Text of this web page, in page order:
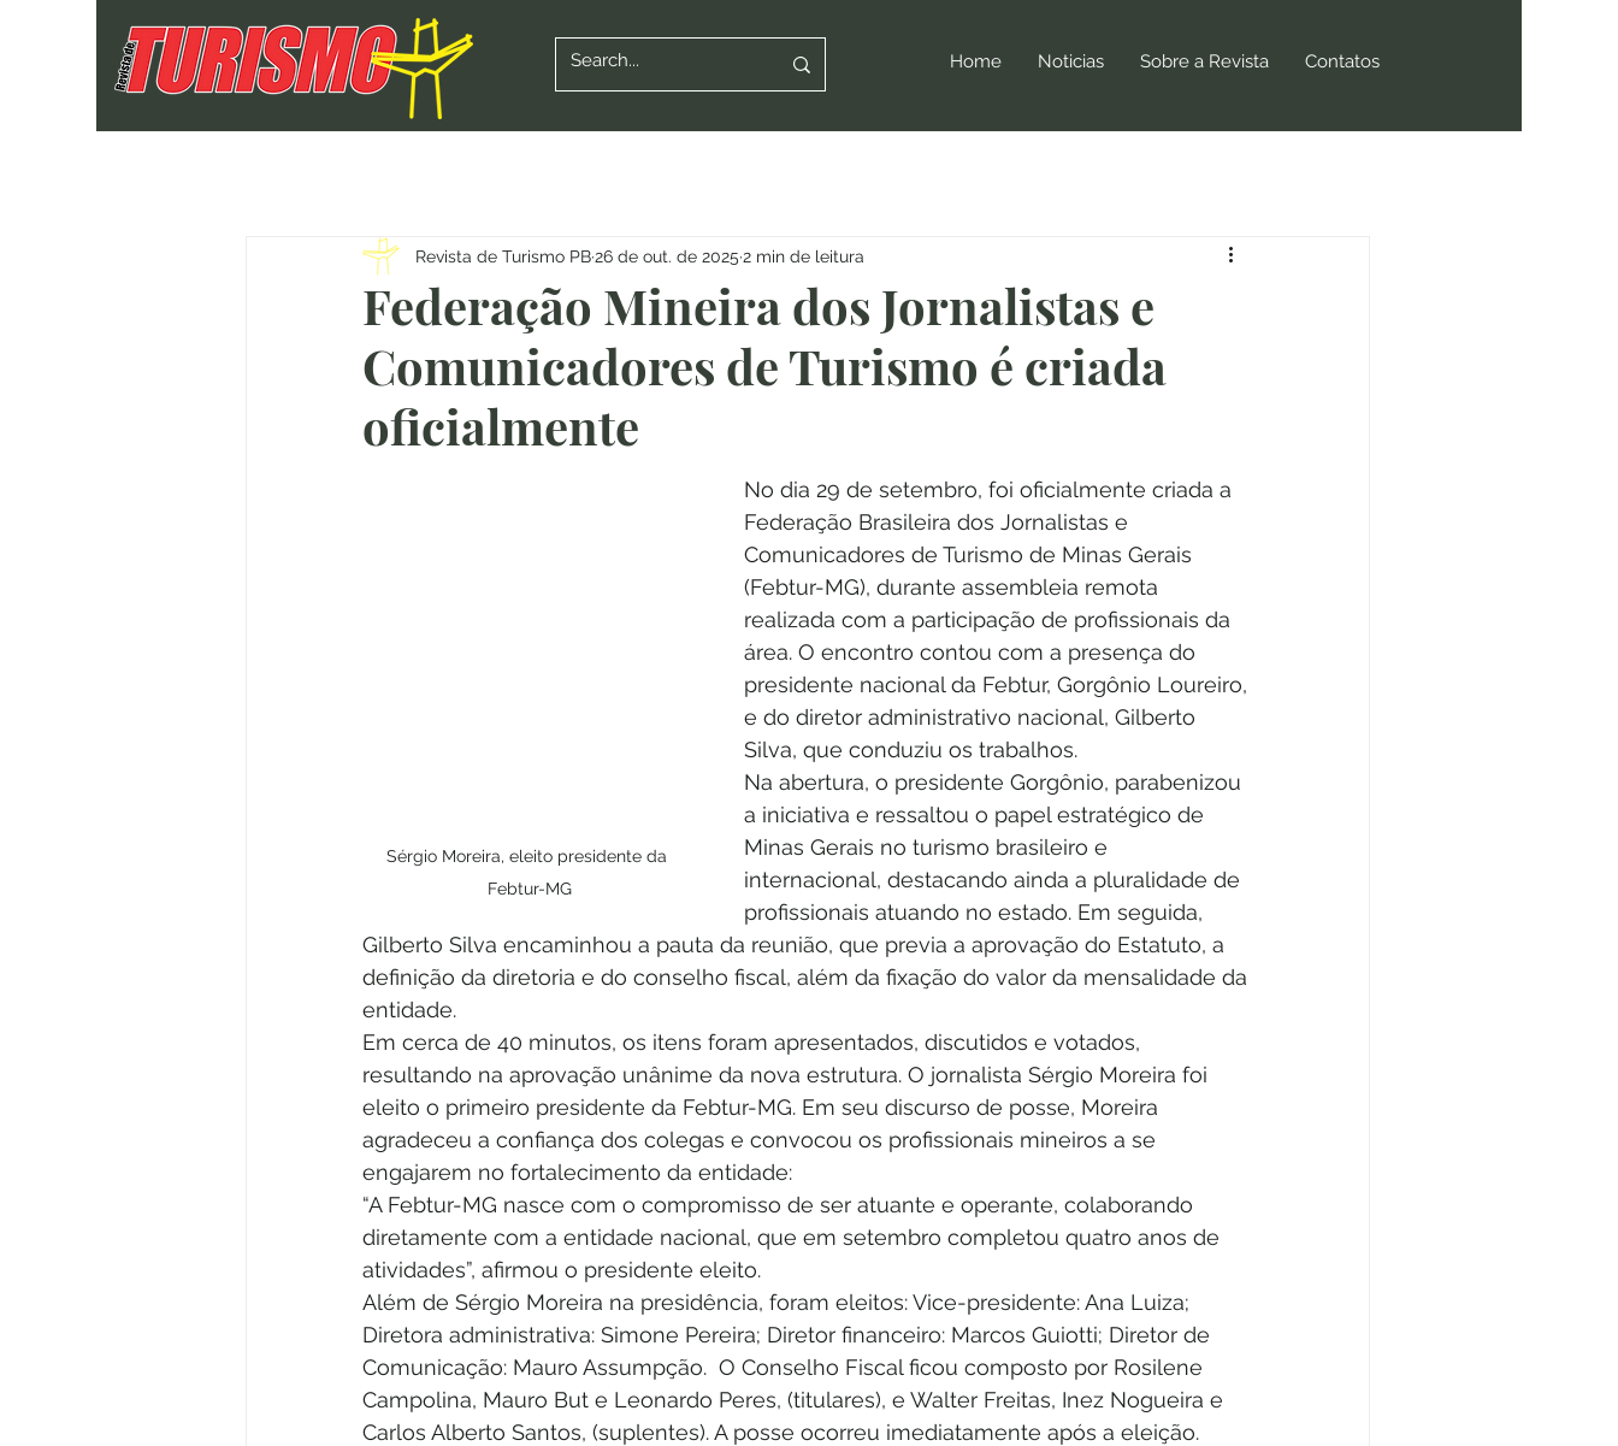
Home Noticias Sobre a Revista Contatos
Federação Mineira dos Jornalistas e
Comunicadores de Turismo é criada
oficialmente
Revista de Turismo PB26 de out. de 2025 2 min de leitura
Sérgio Moreira, eleito presidente da
Febtur-MG
No dia 29 de setembro, foi oficialmente criada a
Federação Brasileira dos Jornalistas e
Comunicadores de Turismo de Minas Gerais
(Febtur-MG), durante assembleia remota
realizada com a participação de profissionais da
área. O encontro contou com a presença do
presidente nacional da Febtur, Gorgônio Loureiro,
e do diretor administrativo nacional, Gilberto
Silva, que conduziu os trabalhos.
Na abertura, o presidente Gorgônio, parabenizou
a iniciativa e ressaltou o papel estratégico de
Minas Gerais no turismo brasileiro e
internacional, destacando ainda a pluralidade de
profissionais atuando no estado. Em seguida,
Gilberto Silva encaminhou a pauta da reunião, que previa a aprovação do Estatuto, a
definição da diretoria e do conselho fiscal, além da fixação do valor da mensalidade da
entidade.
Em cerca de 40 minutos, os itens foram apresentados, discutidos e votados,
resultando na aprovação unânime da nova estrutura. O jornalista Sérgio Moreira foi
eleito o primeiro presidente da Febtur-MG. Em seu discurso de posse, Moreira
agradeceu a confiança dos colegas e convocou os profissionais mineiros a se
engajarem no fortalecimento da entidade:
“A Febtur-MG nasce com o compromisso de ser atuante e operante, colaborando
diretamente com a entidade nacional, que em setembro completou quatro anos de
atividades”, afirmou o presidente eleito.
Além de Sérgio Moreira na presidência, foram eleitos: Vice-presidente: Ana Luiza;
Diretora administrativa: Simone Pereira; Diretor financeiro: Marcos Guiotti; Diretor de
Comunicação: Mauro Assumpção.  O Conselho Fiscal ficou composto por Rosilene
Campolina, Mauro But e Leonardo Peres, (titulares), e Walter Freitas, Inez Nogueira e
Carlos Alberto Santos, (suplentes). A posse ocorreu imediatamente após a eleição.